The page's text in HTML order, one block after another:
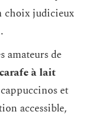
choix judicieux
amateurs de
carafe à lait
et
accessible,